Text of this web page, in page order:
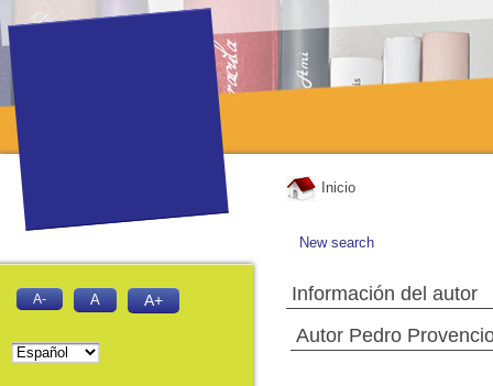
Inicio
New search
Información del autor
Autor Pedro
A- A A+